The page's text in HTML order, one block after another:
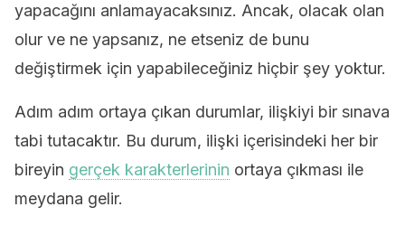
yapacağını anlamayacaksınız. Ancak, olacak olan
olur ve ne yapsanız, ne etseniz de bunu
değiştirmek için yapabileceğiniz hiçbir şey yoktur.
Adım adım ortaya çıkan durumlar, ilişkiyi bir sınava
tabi tutacaktır. Bu durum, ilişki içerisindeki her bir
bireyin gerçek karakterlerinin ortaya çıkması ile
meydana gelir.